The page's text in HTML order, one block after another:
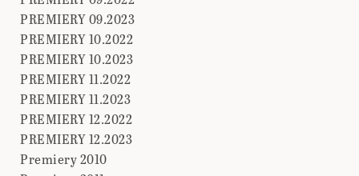
PREMIERY 09.2023
PREMIERY 10.2022
PREMIERY 10.2023
PREMIERY 11.2022
PREMIERY 11.2023
PREMIERY 12.2022
PREMIERY 12.2023
Premiery 2010